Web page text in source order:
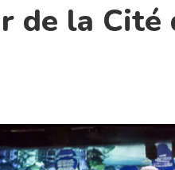
de la Cité